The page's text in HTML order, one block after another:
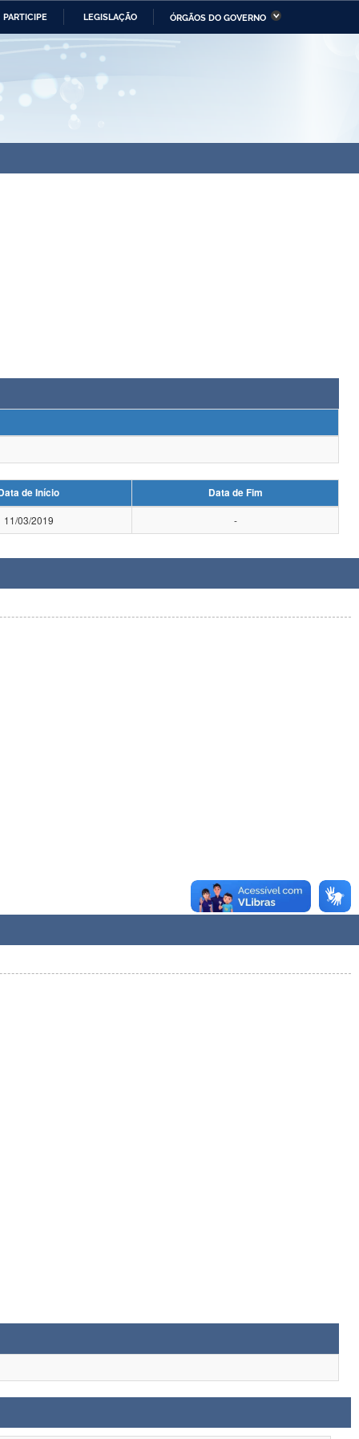
PARTICIPE LEGISLAÇÃO ÓRGÃOS DO GOVERNO
da Economia Ministério da Infraestrutura
de Início
Data de Fim
11/03/2019 -